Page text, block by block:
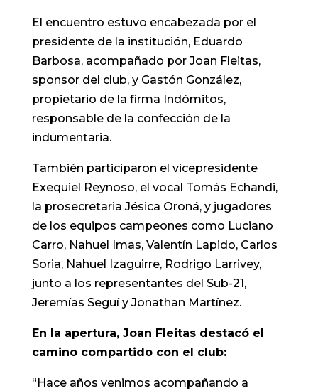
El encuentro estuvo encabezada por el
presidente de la institución, Eduardo
Barbosa, acompañado por Joan Fleitas,
sponsor del club, y Gastón González,
propietario de la firma Indómitos,
responsable de la confección de la
indumentaria.
También participaron el vicepresidente
Exequiel Reynoso, el vocal Tomás Echandi,
la prosecretaria Jésica Oroná, y jugadores
de los equipos campeones como Luciano
Carro, Nahuel Imas, Valentín Lapido, Carlos
Soria, Nahuel Izaguirre, Rodrigo Larrivey,
junto a los representantes del Sub-21,
Jeremías Seguí y Jonathan Martínez.
En la apertura, Joan Fleitas destacó el
camino compartido con el club:
“Hace años venimos acompañando a